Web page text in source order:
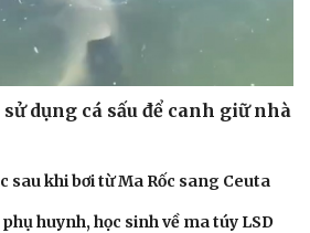
dụng cá sấu để canh giữ nhà
sau khi bơi từ Ma Rốc sang Ceuta
huynh, học sinh về ma túy LSD